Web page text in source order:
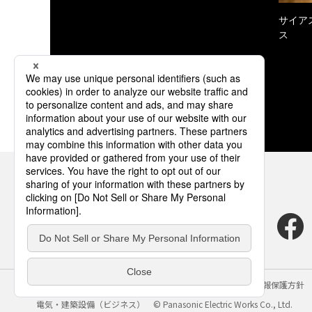
サイア
ス
サイトのご利用にあたって クッキーポリシー
個人情報保護方針
電気・建築設備（ビジネス）
© Panasonic Electric Works Co., Ltd.